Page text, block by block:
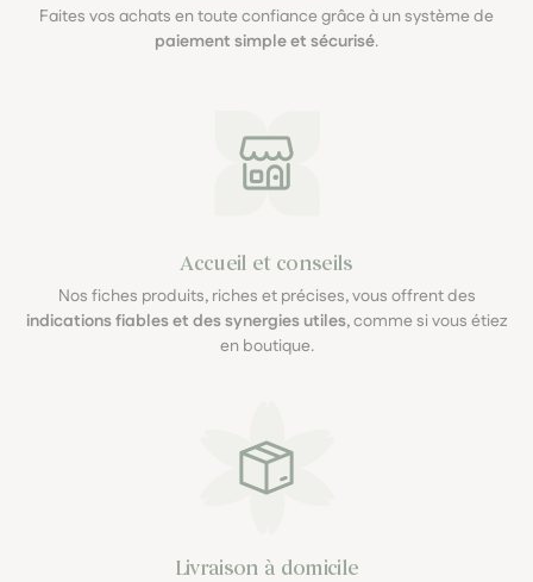
Faites vos achats en toute confiance grâce à un système de
paiement simple et sécurisé.
Accueil et conseils
Nos fiches produits, riches et précises, vous offrent des
indications fiables et des synergies utiles, comme si vous étiez
en boutique.
Livraison à domicile